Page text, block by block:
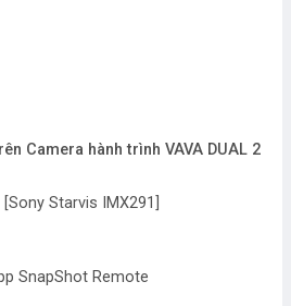
Camera hành trình VAVA DUAL 2
Starvis IMX291]
SnapShot Remote